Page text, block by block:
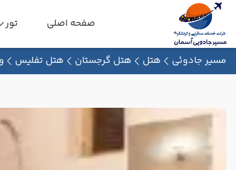
صفحه اصلی تور
مسیر جادوئی هتل هتل گرجستان هتل تفلیس